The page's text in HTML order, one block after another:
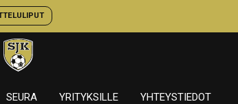
SEURA YRITYKSILLE YHTEYSTIEDOT